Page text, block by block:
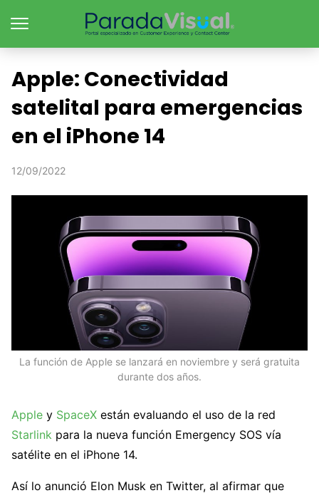
Apple: Conectividad
satelital para emergencias
en el iPhone 14
12/09/2022
La función de Apple se lanzará en noviembre y será gratuita
durante dos años.
Apple y SpaceX están evaluando el uso de la red
Starlink para la nueva función Emergency SOS vía
satélite en el iPhone 14.
Así lo anunció Elon Musk en Twitter, al afirmar que